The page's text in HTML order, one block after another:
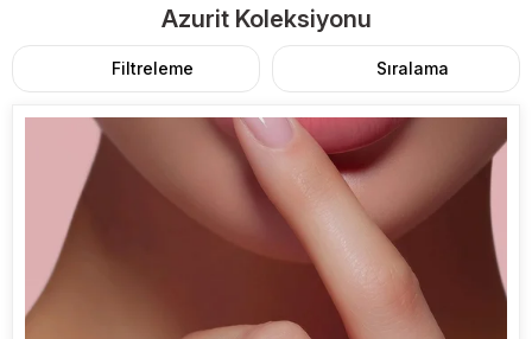
Azurit Koleksiyonu
Filtreleme Sıralama